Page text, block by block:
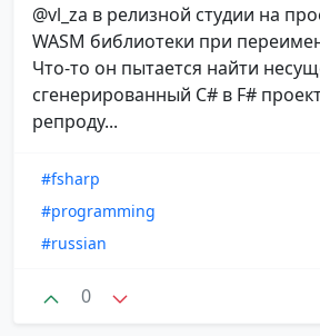
@vl_za в релизной студии на
WASM библиотеки при
Что-то он пытается найти
сгенерированный C# в F#
репроду...
#fsharp
#programming
#russian
0